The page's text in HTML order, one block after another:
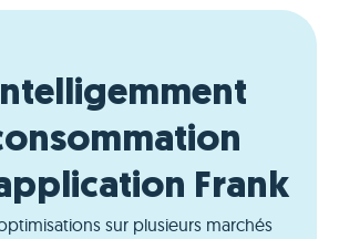
Frank
sur plusieurs marchés